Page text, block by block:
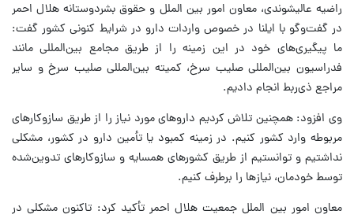
راضیه عالیشوندی، معاون امور بین الملل و حقوق بشردوستانه هلال احمر
در گفت‌وگو با ایلنا در خصوص واردات دارو در شرایط کنونی کشور گفت:
ما پیگیری‌های خود در این زمینه را از طریق مجامع بین‌المللی مانند
فدراسیون بین‌المللی صلیب سرخ، کمیته بین‌المللی صلیب سرخ و سایر
مراجع ذی‌ربط انجام دادیم.
وی افزود: همچنین تلاش کردیم داروهای مورد نیاز را از طریق سازوکارهای
مربوطه وارد کشور کنیم. در زمینه کمبود یا تأمین دارو در کشور، مشکلی
نداشتیم و توانستیم از طریق کشورهای همسایه و سازوکارهای تدوین‌شده
توسط خودمان، نیازها را برطرف کنیم.
معاون امور بین الملل جمعیت هلال احمر تأکید کرد: تاکنون مشکلی در